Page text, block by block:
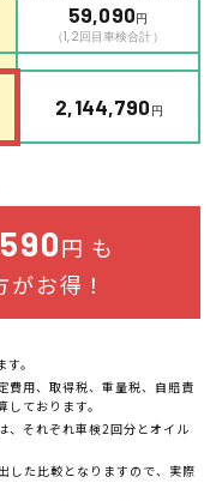
59,090円
（1,2回目車検合計）
2,144,790 円
円 も
お得！
。
費用、取得税、重量税、自賠責
ております。
、それぞれ車検2回分とオイル
した比較となりますので、実際